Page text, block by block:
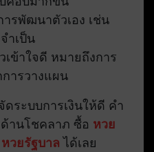
ารพัฒนาตัวเอง เช่น
ำเป็น
เข้าใจดี หมายถึงการ
การวางแผน
ระบบการเงินให้ดี คำ
านโชคลาภ ซื้อ หวย
หวยรัฐบาล ได้เลย